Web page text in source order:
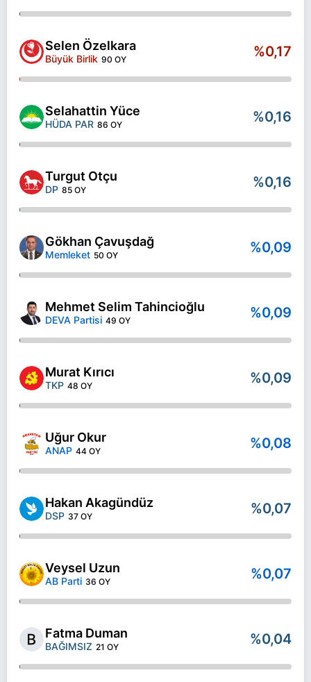
Selen Özelkara
Büyük Birlik 90 OY %0,17
Selahattin Yüce
HÜDA PAR 86 OY %0,16
Turgut Otçu
DP 85 OY %0,16
Gökhan Çavuşdağ
Memleket 50 OY %0,09
Mehmet Selim Tahincioğlu
DEVA Partisi 49 OY %0,09
Murat Kırıcı
TKP 48 OY %0,09
Uğur Okur
ANAP 44 OY %0,08
Hakan Akagündüz
DSP 37 OY %0,07
Veysel Uzun
AB Parti 36 OY %0,07
Fatma Duman
BAĞIMSIZ 21 OY %0,04